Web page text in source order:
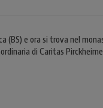
(BS) e ora si trova nel
di Caritas